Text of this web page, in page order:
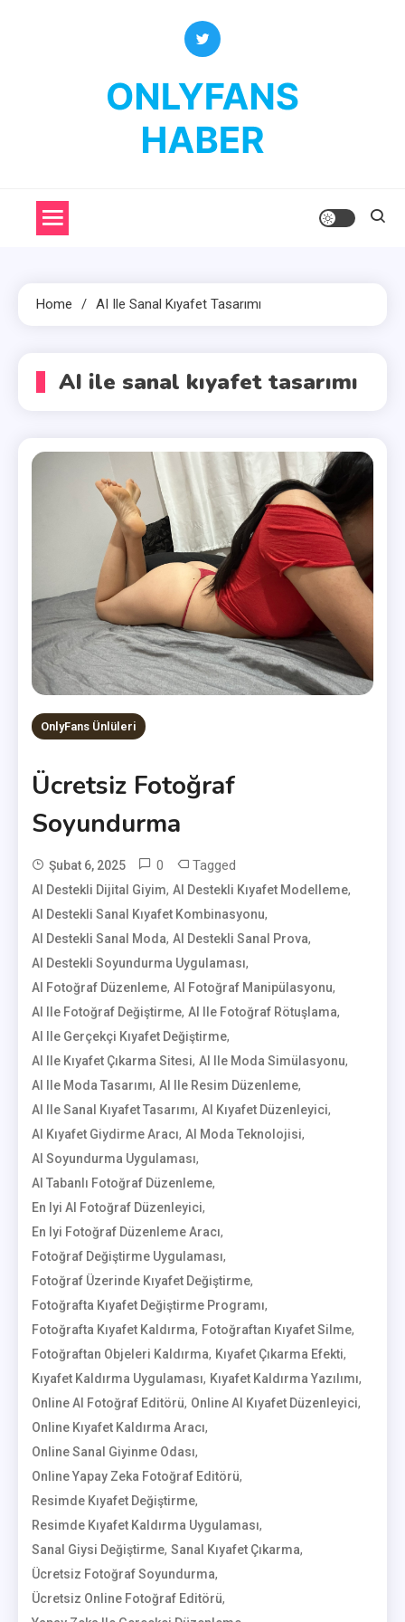
Home AI Ile Sanal Kıyafet Tasarımı
AI ile sanal kıyafet tasarımı
OnlyFans Ünlüleri
Ücretsiz Fotoğraf
Soyundurma
Şubat 6, 2025
User
0 Tagged
AI Destekli Dijital Giyim,AI Destekli Kıyafet Modelleme,
AI Destekli Sanal Kıyafet Kombinasyonu,
AI Destekli Sanal Moda,AI Destekli Sanal Prova,
AI Destekli Soyundurma Uygulaması,
AI Fotoğraf Düzenleme,AI Fotoğraf Manipülasyonu,
AI Ile Fotoğraf Değiştirme,AI Ile Fotoğraf Rötuşlama,
AI Ile Gerçekçi Kıyafet Değiştirme,
AI Ile Kıyafet Çıkarma Sitesi,AI Ile Moda Simülasyonu,
AI Ile Moda Tasarımı,AI Ile Resim Düzenleme,
AI Ile Sanal Kıyafet Tasarımı,AI Kıyafet Düzenleyici,
AI Kıyafet Giydirme Aracı,AI Moda Teknolojisi,
AI Soyundurma Uygulaması,
AI Tabanlı Fotoğraf Düzenleme,
En Iyi AI Fotoğraf Düzenleyici,
En Iyi Fotoğraf Düzenleme Aracı,
Fotoğraf Değiştirme Uygulaması,
Fotoğraf Üzerinde Kıyafet Değiştirme,
Fotoğrafta Kıyafet Değiştirme Programı,
Fotoğrafta Kıyafet Kaldırma, Fotoğraftan Kıyafet Silme,
Fotoğraftan Objeleri Kaldırma, Kıyafet Çıkarma Efekti,
Kıyafet Kaldırma Uygulaması, Kıyafet Kaldırma Yazılımı,
Online AI Fotoğraf Editörü, Online AI Kıyafet Düzenleyici,
Online Kıyafet Kaldırma Aracı,
Online Sanal Giyinme Odası,
Online Yapay Zeka Fotoğraf Editörü,
Resimde Kıyafet Değiştirme,
Resimde Kıyafet Kaldırma Uygulaması,
Sanal Giysi Değiştirme,Sanal Kıyafet Çıkarma,
Ücretsiz Fotoğraf Soyundurma,
Ücretsiz Online Fotoğraf Editörü,